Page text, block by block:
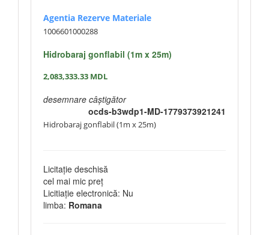
Agentia Rezerve Materiale
1006601000288
Hidrobaraj gonflabil (1m x 25m)
2,083,333.33 MDL
desemnare câștigător
ocds-b3wdp1-MD-1779373921241
Hidrobaraj gonflabil (1m x 25m)
Licitație deschisă
cel mai mic preț
Licitiație electronică: Nu
limba: Romana